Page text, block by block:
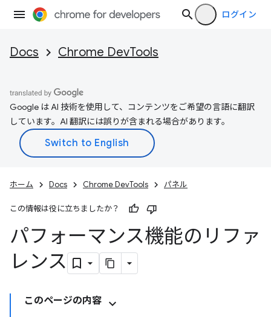
ログイン
Docs Chrome DevTools
Google は AI 技術を使用して、コンテンツをご希望の言語に翻訳
しています。AI 翻訳には誤りが含まれる場合があります。
ホーム Docs Chrome DevTools パネル
この情報は役に立ちましたか？
パフォーマンス機能のリファ
レンス
このページの内容